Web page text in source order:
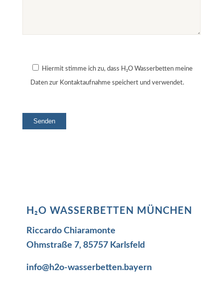
Hiermit stimme ich zu, dass H₂O Wasserbetten meine
Daten zur Kontaktaufnahme speichert und verwendet.
H₂O WASSERBETTEN MÜNCHEN
Riccardo Chiaramonte
Ohmstraße 7, 85757 Karlsfeld
info@h2o-wasserbetten.bayern